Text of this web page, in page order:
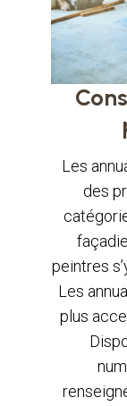
Les
des
peintres
Les
plus